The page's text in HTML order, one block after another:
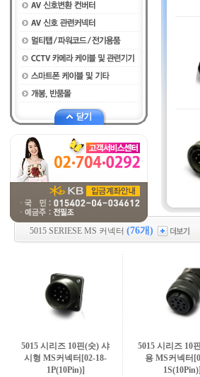
5015 SERIESE MS 커넥터 (76개)
5015 시리즈 10핀(숫) 샤
시형 MS커넥터[02-18-
1P(10Pin)]
5015 시리즈 10
용 MS커넥터
1S(10Pin)]